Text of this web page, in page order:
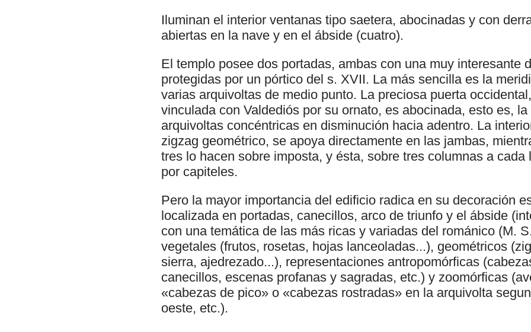
Iluminan el interior ventanas tipo saetera, abocinadas y con
abiertas en la nave y en el ábside (cuatro).
El templo posee dos portadas, ambas con una muy interesante
protegidas por un pórtico del s. XVII. La más sencilla es la
varias arquivoltas de medio punto. La preciosa puerta
vinculada con Valdediós por su ornato, es abocinada, esto es,
arquivoltas concéntricas en disminución hacia adentro. La
zigzag geométrico, se apoya directamente en las jambas,
tres lo hacen sobre imposta, y ésta, sobre tres columnas a cada
por capiteles.
Pero la mayor importancia del edificio radica en su decoración
localizada en portadas, canecillos, arco de triunfo y el ábside
con una temática de las más ricas y variadas del románico (M.
vegetales (frutos, rosetas, hojas lanceoladas...), geométricos
sierra, ajedrezado...), representaciones antropomórficas
canecillos, escenas profanas y sagradas, etc.) y zoomórficas
«cabezas de pico» o «cabezas rostradas» en la arquivolta
oeste, etc.).